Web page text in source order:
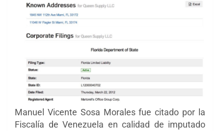
Manuel Vicente Sosa Morales fue citado por la
Fiscalía de Venezuela en calidad de imputado